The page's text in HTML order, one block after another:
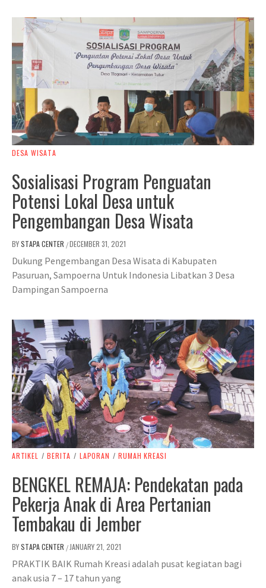
DESA WISATA
Sosialisasi Program Penguatan
Potensi Lokal Desa untuk
Pengembangan Desa Wisata
BYSTAPA CENTER /DECEMBER 31, 2021
Dukung Pengembangan Desa Wisata di Kabupaten
Pasuruan, Sampoerna Untuk Indonesia Libatkan 3 Desa
Dampingan Sampoerna
ARTIKEL / BERITA / LAPORAN / RUMAH KREASI
BENGKEL REMAJA: Pendekatan pada
Pekerja Anak di Area Pertanian
Tembakau di Jember
BYSTAPA CENTER / JANUARY 21, 2021
PRAKTIK BAIK Rumah Kreasi adalah pusat kegiatan bagi
anak usia 7 – 17 tahun yang